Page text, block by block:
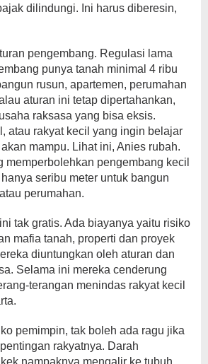
dilindungi. Ini harus diberesin,
pengembang. Regulasi lama
punya tanah minimal 4 ribu
rusun, apartemen, perumahan
aturan ini tetap dipertahankan,
raksasa yang bisa eksis.
atau rakyat kecil yang ingin belajar
mampu. Lihat ini, Anies rubah.
memperbolehkan pengembang kecil
seribu meter untuk bangun
perumahan.
tak gratis. Ada biayanya yaitu risiko
mafia tanah, properti dan proyek
diuntungkan oleh aturan dan
Selama ini mereka cenderung
terangan menindas rakyat kecil
pemimpin, tak boleh ada ragu jika
rakyatnya. Darah